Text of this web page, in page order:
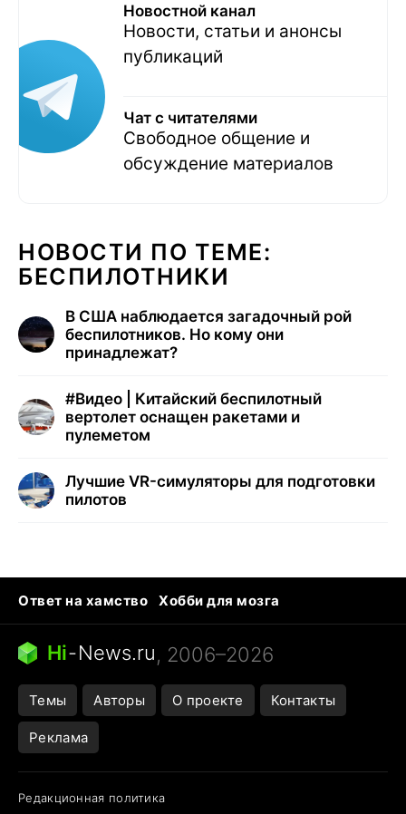
Новостной канал
Новости, статьи и анонсы
публикаций
Чат с читателями
Свободное общение и
обсуждение материалов
НОВОСТИ ПО ТЕМЕ:
БЕСПИЛОТНИКИ
В США наблюдается загадочный рой
беспилотников. Но кому они
принадлежат?
#Видео | Китайский беспилотный
вертолет оснащен ракетами и
пулеметом
Лучшие VR-симуляторы для подготовки
пилотов
Ответ на хамство
Хобби для мозга
Бензин 100 и 95
Тунцы в океанариуме
Следующая пандемия
Hi-News.ru, 2006–2026
Темы Авторы О проекте Контакты
Реклама
Редакционная политика